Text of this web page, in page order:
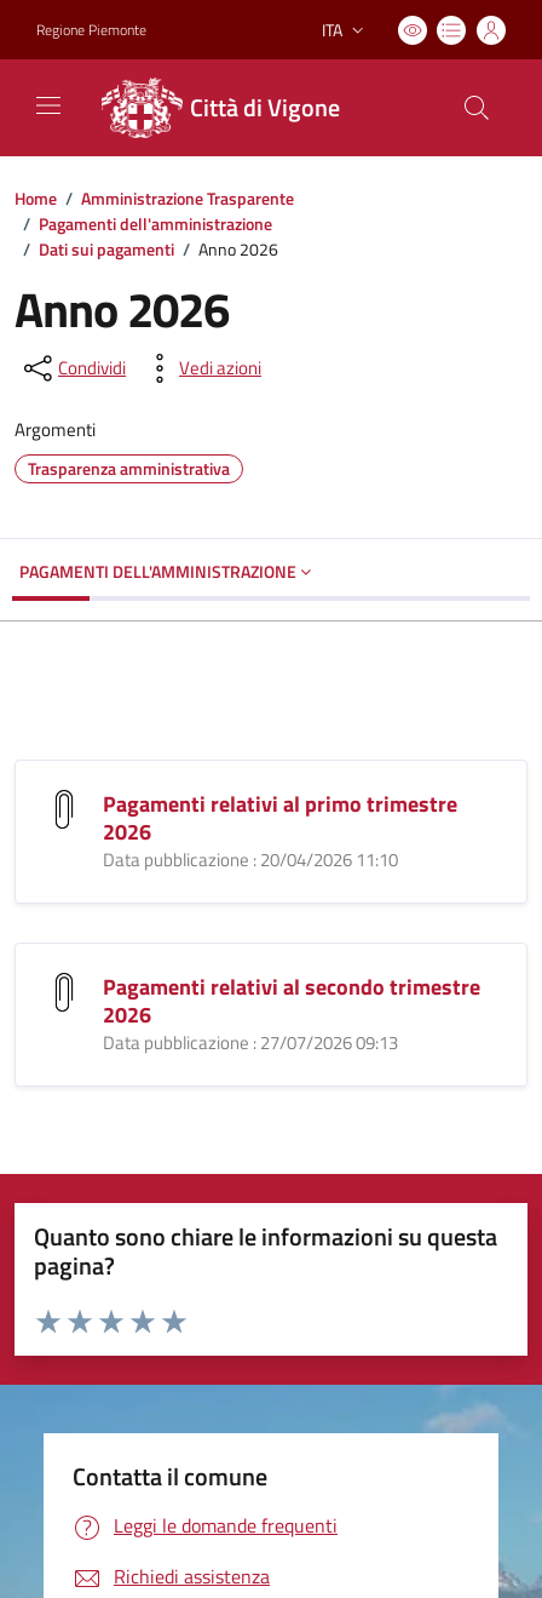
Regione Piemonte Lingua attiva:
ITA
Città di Vigone
Home / Amministrazione Trasparente
/ Pagamenti dell'amministrazione
/ Dati sui pagamenti / Anno 2026
Anno 2026
Condividi Vedi azioni
Argomenti
Trasparenza amministrativa
PAGAMENTI DELL'AMMINISTRAZIONE
Pagamenti relativi al primo trimestre
2026
Data pubblicazione : 20/04/2026 11:10
Pagamenti relativi al secondo trimestre
2026
Data pubblicazione : 27/07/2026 09:13
Quanto sono chiare le informazioni su questa
pagina?
Valuta da 1 a 5 stelle la pagina
Valuta 5 stelle su 5
Valuta 4 stelle su 5
Valuta 3 stelle su 5
Valuta 2 stelle su 5
Valuta 1 stelle su 5
Contatta il comune
Leggi le domande frequenti
Richiedi assistenza